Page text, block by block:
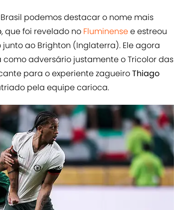
podemos destacar o nome mais
, que foi revelado no Fluminensee estreou
ao Brighton (Inglaterra). Ele agora
como adversário justamente o Tricolor das
para o experiente zagueiroThiago
pela equipe carioca.